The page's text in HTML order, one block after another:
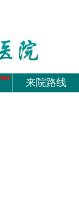
来院路线